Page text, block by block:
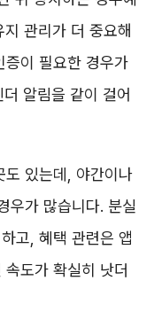
관리가 더 중요해
증이 필요한 경우가
알림을 같이 걸어
도 있는데, 야간이나
우가 많습니다. 분실
고, 혜택 관련은 앱
도가 확실히 낫더